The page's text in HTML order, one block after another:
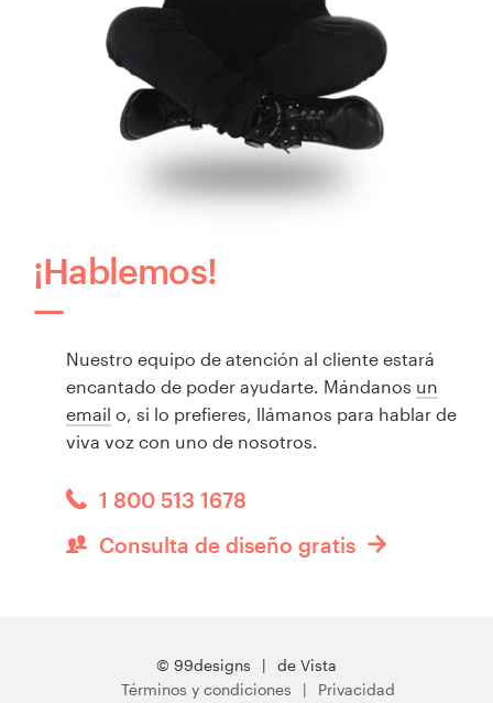
¡Hablemos!
Nuestro equipo de atención al cliente estará
encantado de poder ayudarte. Mándanos un
email o, si lo prefieres, llámanos para hablar de
viva voz con uno de nosotros.
1 800 513 1678
Consulta de diseño gratis
© 99designs
de Vista
Términos y condiciones
Privacidad